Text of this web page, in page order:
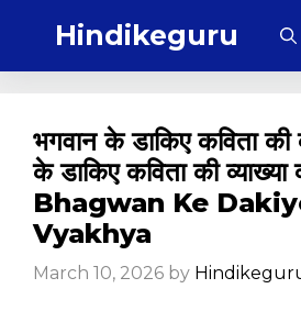
Hindikeguru
भगवान के डाकिए कविता की
के डाकिए कविता की
Bhagwan Ke
Vyakhya
March 10, 2026 by